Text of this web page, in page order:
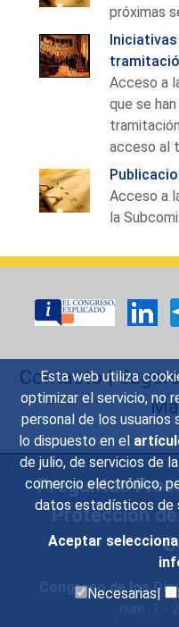
Esta web utiliza
optimizar el servicio, no
personal de los usuarios
lo dispuesto en el
de julio, de servicios de
comercio electrónico,
datos estadísticos de
Aceptar
Necesarias|
próximas
Acceso a
que se
acceso al
Acceso a
la
Contacto|
Preguntas
Protección
Congreso de los
núm. 1